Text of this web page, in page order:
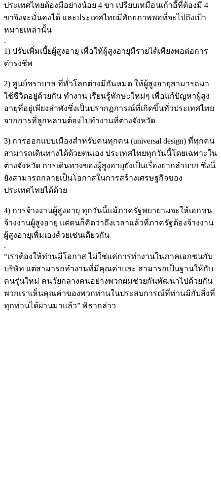
ประเทศไทยต้องมีอย่างน้อย 4 ขา เปรียบเหมือนเก้าอี้ที่ต้องมี 4
ขาจึงจะมั่นคงได้ และประเทศไทยมีศักยภาพพอที่จะไปถึงเป้า
หมายเหล่านั้น
.
1) ปรับเพิ่มเบี้ยผู้สูงอายุ เพื่อให้ผู้สูงอายุมีรายได้เพียงพอต่อการ
ดำรงชีพ
2) ศูนย์ชราบาล ที่ทั่วโลกต่างมีกันหมด ให้ผู้สูงอายุสามารถมา
ใช้ชีวิตอยู่ด้วยกัน ทำงาน เรียนรู้ทักษะใหม่ๆ เพื่อแก้ปัญหาผู้สูง
อายุที่อยู่เพียงลำพังซึ่งเป็นปรากฏการณ์ที่เกิดขึ้นทั่วประเทศไทย
จากการที่ลูกหลานต้องไปทำงานที่ต่างจังหวัด
3) การออกแบบเมืองสำหรับคนทุกคน (universal design) ที่ทุกคน
สามารถเดินทางได้ด้วยตนเอง ประเทศไทยทุกวันนี้โดยเฉพาะใน
ต่างจังหวัด การเดินทางของผู้สูงอายุยังเป็นเรื่องยากลำบาก ซึ่งนี่
ยังสามารถกลายเป็นโอกาสในการสร้างเศรษฐกิจของ
ประเทศไทยได้ด้วย
4) การจ้างงานผู้สูงอายุ ทุกวันนี้แม้ภาครัฐพยายามจะให้เอกชน
จ้างงานผู้สูงอายุ แต่ตนก็คิดว่าถึงเวลาแล้วที่ภาครัฐต้องจ้างงาน
ผู้สูงอายุเพิ่มเองด้วยเช่นเดียวกัน
.
“เราต้องให้ท่านมีโอกาส ไม่ใช่แค่การทำงานในภาคเอกชนกับ
บริษัท แต่สามารถทำงานที่มีคุณค่าและ สามารถเป็นฐานให้กับ
คนรุ่นใหม่ คนวัยกลางคนอย่างพวกผมช่วยกันพัฒนาไปด้วยกัน
พวกเราเห็นคุณค่าของพวกท่านในประสบการณ์ที่ท่านมีกับสิ่งที่
ทุกท่านได้ผ่านมาแล้ว” พิธากล่าว